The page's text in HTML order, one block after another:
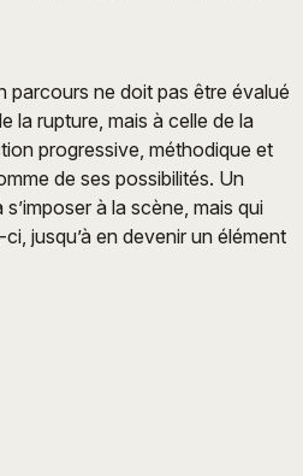
parcours ne doit pas être évalué
la rupture, mais à celle de la
progressive, méthodique et
de ses possibilités. Un
à la scène, mais qui
jusqu’à en devenir un élément